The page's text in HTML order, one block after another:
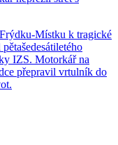
Místku k tragické
IZS. Motorkář na
přepravil vrtulník do